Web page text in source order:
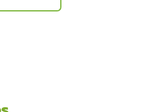
vous préoccupe ? Vous n’êtes
Le système EGR joue un rôle
directement les performances
au 06 98 66 23 61.